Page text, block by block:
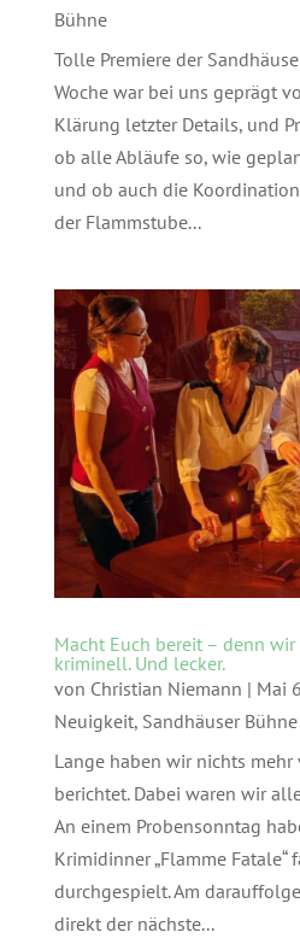
Bühne
Tolle Premiere der
Woche war bei uns geprägt
Klärung letzter Details, und
ob alle Abläufe so, wie
und ob auch die
der Flammstube...
Macht Euch bereit – denn
kriminell. Und lecker.
von Christian Niemann | Mai
Neuigkeit, Sandhäuser Bühne
Lange haben wir nichts mehr
berichtet. Dabei waren wir
An einem Probensonntag
Krimidinner „Flamme
durchgespielt. Am
direkt der nächste...